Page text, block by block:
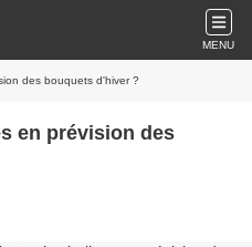
MENU
des bouquets d'hiver ?
en prévision des